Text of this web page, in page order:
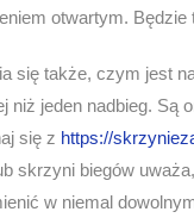
otwartym.
się także, czym jest
niż jeden nadbieg. Są
się z https://
skrzyni biegów
w niemal